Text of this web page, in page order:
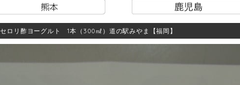
セロリ酢ヨーグルト 1本（300㎖）道の駅みやま【福岡】